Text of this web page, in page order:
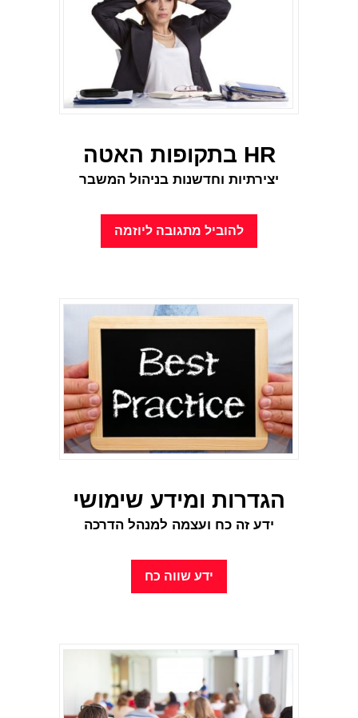
HR בתקופות האטה
יצירתיות וחדשנות בניהול המשבר
להוביל מתגובה ליוזמה
הגדרות ומידע שימושי
ידע זה כח ועצמה למנהל הדרכה
ידע שווה כח